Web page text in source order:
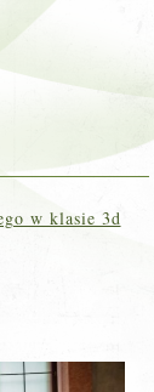
w klasie 3d